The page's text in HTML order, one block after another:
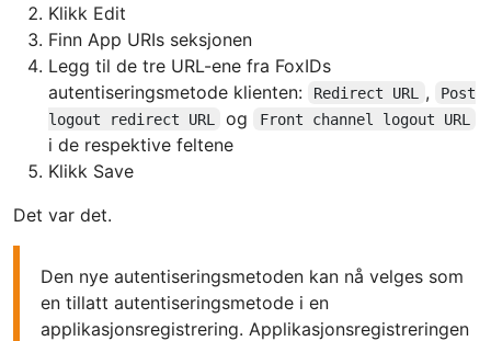
Klikk Edit
Finn App URIs seksjonen
Legg til de tre URL-ene fra FoxIDs
autentiseringsmetode klienten:
Redirect URL ,
Post
logout redirect URL
og Front channel logout URL
i de respektive feltene
Klikk Save
Det var det.
Den nye autentiseringsmetoden kan nå velges som
en tillatt autentiseringsmetode i en
applikasjonsregistrering. Applikasjonsregistreringen